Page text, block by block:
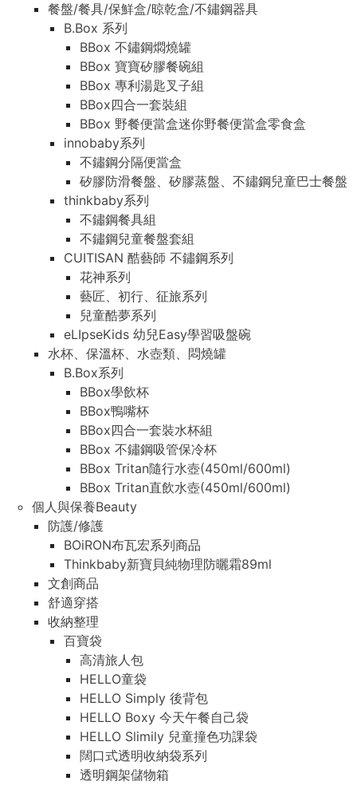
餐盤/餐具/保鮮盒/晾乾盒/不鏽鋼器具
B.Box 系列
BBox 不鏽鋼燜燒罐
BBox 寶寶矽膠餐碗組
BBox 專利湯匙叉子組
BBox四合一套裝組
BBox 野餐便當盒迷你野餐便當盒零食盒
innobaby系列
不鏽鋼分隔便當盒
矽膠防滑餐盤、矽膠蒸盤、不鏽鋼兒童巴士餐盤
thinkbaby系列
不鏽鋼餐具組
不鏽鋼兒童餐盤套組
CUITISAN 酷藝師 不鏽鋼系列
花神系列
藝匠、初行、征旅系列
兒童酷夢系列
eLIpseKids 幼兒Easy學習吸盤碗
水杯、保溫杯、水壺類、悶燒罐
B.Box系列
BBox學飲杯
BBox鴨嘴杯
BBox四合一套裝水杯組
BBox 不鏽鋼吸管保冷杯
BBox Tritan隨行水壺(450ml/600ml)
BBox Tritan直飲水壺(450ml/600ml)
個人與保養Beauty
防護/修護
BOiRON布瓦宏系列商品
Thinkbaby新寶貝純物理防曬霜89ml
文創商品
舒適穿搭
收納整理
百寶袋
高清旅人包
HELLO童袋
HELLO Simply 後背包
HELLO Boxy 今天午餐自己袋
HELLO Slimily 兒童撞色功課袋
闊口式透明收納袋系列
透明鋼架儲物箱